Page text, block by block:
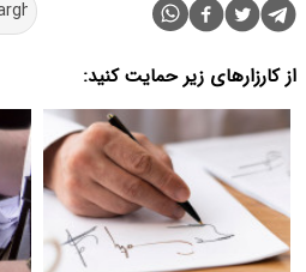
از کارزارهای زیر حمایت کنید: